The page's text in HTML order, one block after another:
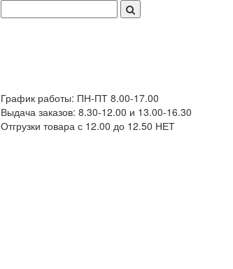
График работы: ПН-ПТ 8.00-17.00
Выдача заказов: 8.30-12.00 и 13.00-16.30
Отгрузки товара с 12.00 до 12.50 НЕТ